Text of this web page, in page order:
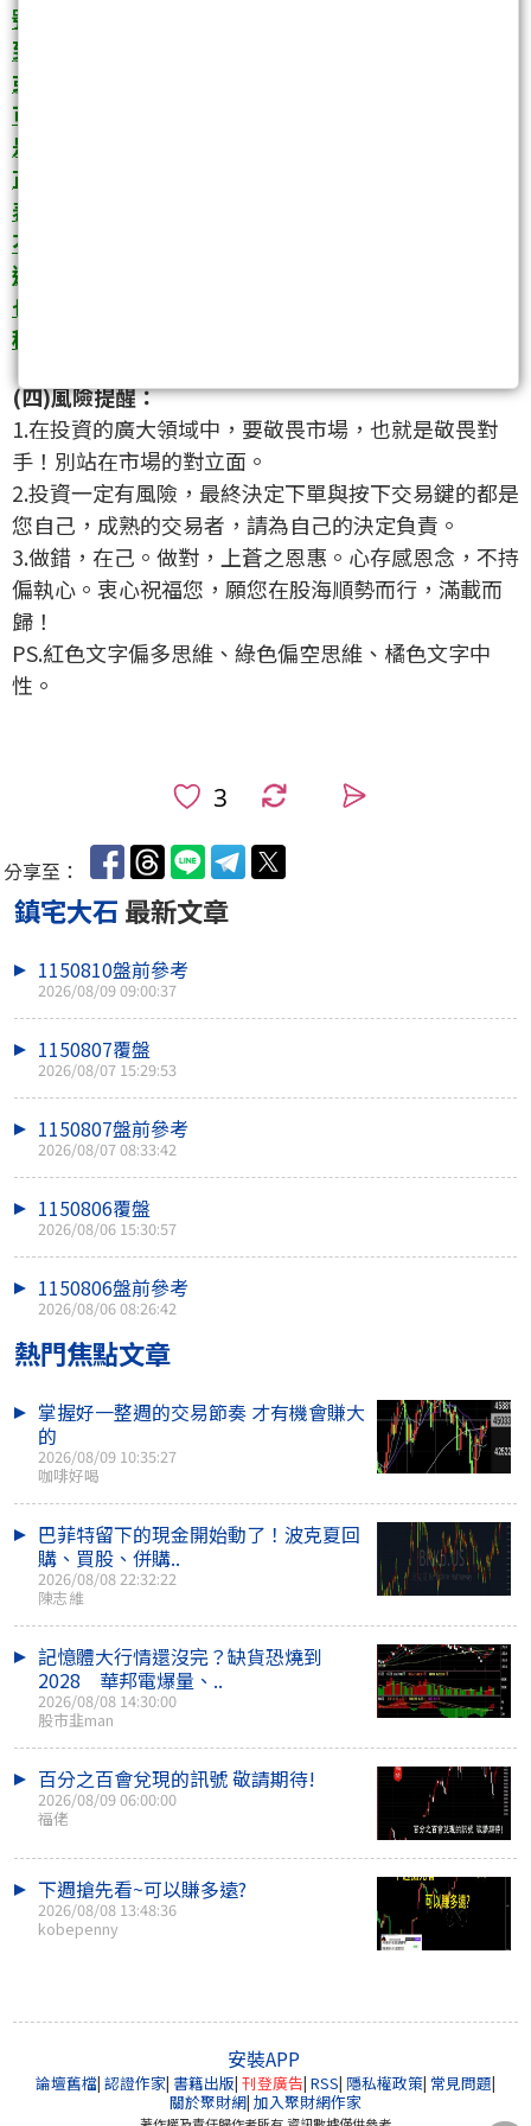
號：美、日、英30年年國債殖利率飆高、日圓匯率打
到防守線邊緣、貿易壁壘的不斷增加，這些宏觀資訊
或許能維持好長一段時間不爆發，但如果一旦引爆，
可能會像多米諾骨牌一樣連環爆！而大石唯一怕的
是，這些未爆彈接連引爆2~3顆以上，那才會是大修
正的開始！不過，這只是應該要有的風險意識，不代
表轉空了。話說回來，背離不會永遠持續，但你永遠
不知道它什麼時候收斂！所以，有時候國家能撐多久
還真難預料！不過回顧歷史，一個國家的脆弱有時候
也是跌破眼鏡的出乎意料！)目前危險訊號也是急速累
積！想追高請做好風控！
(四)風險提醒：
1.在投資的廣大領域中，要敬畏市場，也就是敬畏對
手！別站在市場的對立面。
2.投資一定有風險，最終決定下單與按下交易鍵的都是
您自己，成熟的交易者，請為自己的決定負責。
3.做錯，在己。做對，上蒼之恩惠。心存感恩念，不持
偏執心。衷心祝福您，願您在股海順勢而行，滿載而
歸！
PS.紅色文字偏多思維、綠色偏空思維、橘色文字中
性。
分享至：
鎮宅大石 最新文章
1150810盤前參考
2026/08/09 09:00:37
1150807覆盤
2026/08/07 15:29:53
1150807盤前參考
2026/08/07 08:33:42
1150806覆盤
2026/08/06 15:30:57
1150806盤前參考
2026/08/06 08:26:42
熱門焦點文章
掌握好一整週的交易節奏 才有機會賺大
的
2026/08/09 10:35:27
咖啡好喝
巴菲特留下的現金開始動了！波克夏回
購、買股、併購..
2026/08/08 22:32:22
陳志維
記憶體大行情還沒完？缺貨恐燒到
2028 華邦電爆量、..
2026/08/08 14:30:00
股市韭man
百分之百會兌現的訊號 敬請期待!
2026/08/09 06:00:00
福佬
下週搶先看~可以賺多遠?
2026/08/08 13:48:36
kobepenny
安裝APP
論壇舊檔| 認證作家| 書籍出版| 刊登廣告| RSS| 隱私權政策| 常見問題|
關於聚財網| 加入聚財網作家